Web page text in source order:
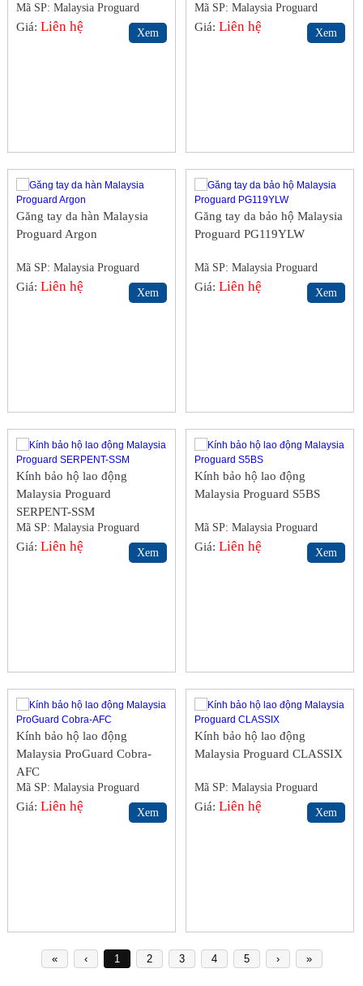
Mã SP: Malaysia Proguard
S5BS
Giá:Liên hệ Xem
Mã SP: Malaysia Proguard
S5BS
Giá:Liên hệ Xem
Găng tay da hàn Malaysia
Proguard Argon
Mã SP: Malaysia Proguard
S5BS
Giá:Liên hệ Xem
Găng tay da bảo hộ Malaysia
Proguard PG119YLW
Mã SP: Malaysia Proguard
S5BS
Giá:Liên hệ Xem
Kính bảo hộ lao động
Malaysia Proguard
SERPENT-SSM
Mã SP: Malaysia Proguard
S5BS
Giá:Liên hệ Xem
Kính bảo hộ lao động
Malaysia Proguard S5BS
Mã SP: Malaysia Proguard
S5BS
Giá:Liên hệ Xem
Kính bảo hộ lao động
Malaysia ProGuard Cobra-
AFC
Mã SP: Malaysia Proguard
S5BS
Giá:Liên hệ Xem
Kính bảo hộ lao động
Malaysia Proguard CLASSIX
Mã SP: Malaysia Proguard
S5BS
Giá:Liên hệ Xem
« ‹ 1 2 3 4 5 › »